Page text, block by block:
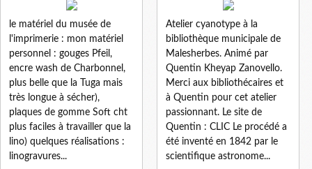
le matériel du musée de
l'imprimerie : mon matériel
personnel : gouges Pfeil,
encre wash de Charbonnel,
plus belle que la Tuga mais
très longue à sécher),
plaques de gomme Soft cht
plus faciles à travailler que la
lino) quelques réalisations :
linogravures...
Atelier cyanotype à la
bibliothèque municipale de
Malesherbes. Animé par
Quentin Kheyap Zanovello.
Merci aux bibliothécaires et
à Quentin pour cet atelier
passionnant. Le site de
Quentin : CLIC Le procédé a
été inventé en 1842 par le
scientifique astronome...